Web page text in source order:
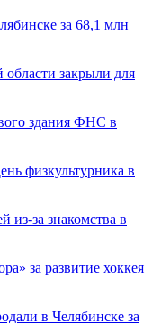
за 68,1 млн
закрыли для
здания ФНС в
физкультурника в
из-за знакомства в
за развитие хоккея
в Челябинске за